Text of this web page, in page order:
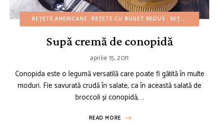
REȚETE AMERICANE REȚETE CU BUGET REDUS REȚETE CU CARTOFI
Supă cremă de conopidă
aprilie 15, 2011
Conopida este o legumă versatilă care poate fi gătită în multe
moduri. Fie savurată crudă în salate, ca în această salată de
broccoli și conopidă, …
READ MORE